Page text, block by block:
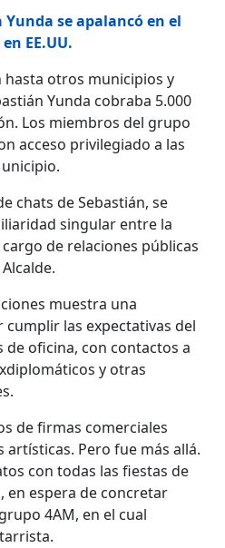
se apalancó en el
EE.UU.
hasta otros municipios y
Yunda cobraba 5.000
Los miembros del grupo
acceso privilegiado a las
chats de Sebastián, se
singular entre la
de relaciones públicas
muestra una
las expectativas del
de oficina, con contactos a
y otras
de firmas comerciales
artísticas. Pero fue más allá.
con todas las fiestas de
en espera de concretar
4AM, en el cual